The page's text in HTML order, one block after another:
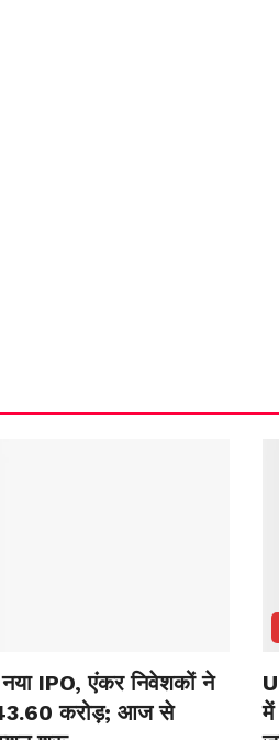
नया IPO, एंकर निवेशकों ने
करोड़; आज से
में